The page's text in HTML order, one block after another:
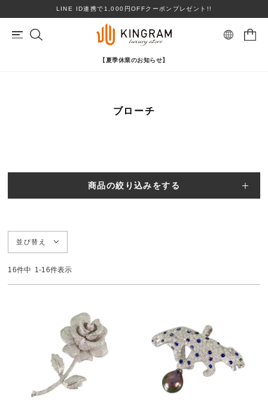
LINE ID連携で1,000円OFFクーポンプレゼント!!
カテゴリを選ぶ
PRICE DOWN
SHOPPING GUIDE
MEMBERS
SHOPLIST
【夏季休業のお知らせ】
ブローチ
商品の絞り込みをする
並び替え
16件中 1-16件表示